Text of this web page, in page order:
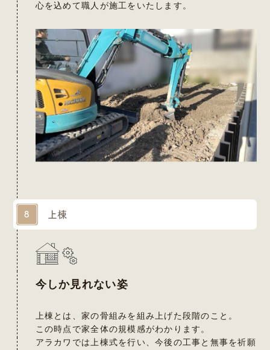
心を込めて職人が施工をいたします。
8 上棟
今しか見れない姿
上棟とは、家の骨組みを組み上げた段階のこと。
この時点で家全体の規模感がわかります。
アラカワでは上棟式を行い、今後の工事と無事を祈願